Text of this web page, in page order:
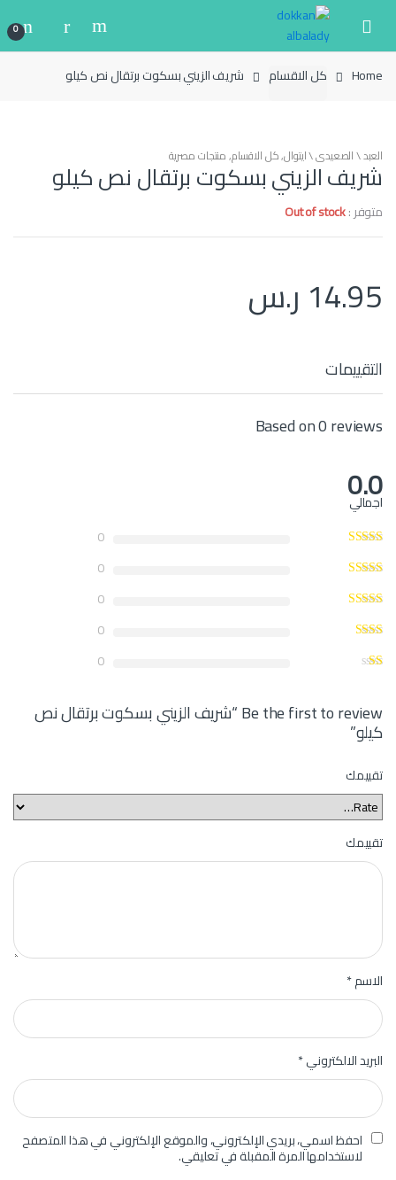
navigation
content
0
Home كل الاقسام شريف الزيني بسكوت برتقال نص كيلو
العبد \ الصعيدي \ ايتوال,كل الاقسام,منتجات مصرية
شريف الزيني بسكوت برتقال نص كيلو
متوفر :Out of stock
14.95 ر.س
التقييمات
Based on 0 reviews
0.0
اجمالي
0
0
0
0
0
Be the first to review “شريف الزيني بسكوت برتقال نص
كيلو”
تقييمك
تقييمك
الاسم*
البريد الالكتروني*
احفظ اسمي، بريدي الإلكتروني، والموقع الإلكتروني في هذا المتصفح
لاستخدامها المرة المقبلة في تعليقي.